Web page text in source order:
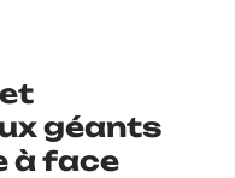
géants
à face